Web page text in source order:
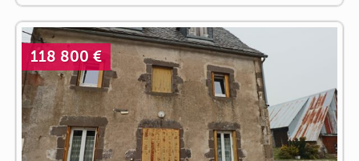
118 800 €